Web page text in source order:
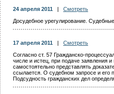
24 апреля 2011
Смотреть
Досудебное урегулирование.
17 апреля 2011
Смотреть
Согласно ст. 57 Гражданско-
числе и истец, при подаче заявления
самостоятельно представлять
ссылается. О судебном запросе и его
Подсудность гражданских дел